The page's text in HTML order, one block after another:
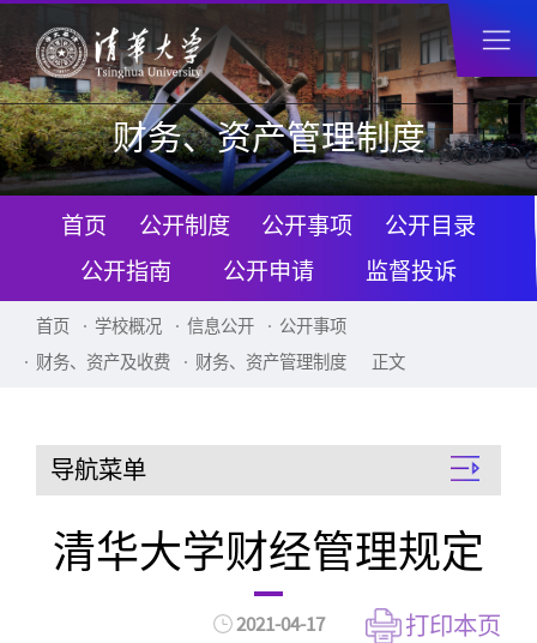
财务、资产管理制度
首页 公开制度 公开事项
公开目录
公开指南
公开申请 监督投诉
首页 学校概况 信息公开
公开事项
财务、资产及收费
财务、资产管理制度 正文
导航菜单
清华大学财经管理规定
2021-04-17 打印本页